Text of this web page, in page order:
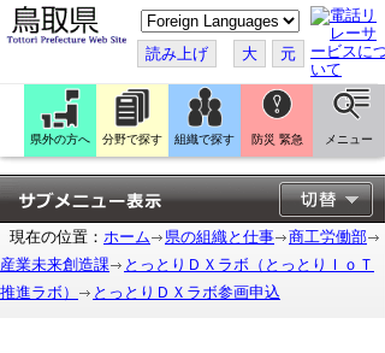
こ
の
ペ
ー
ジ
翻
訳
す
る
読み上げ 大 元
県外の方へ 分野で探す 組織で探す 防災 緊急 メニュー
現在の位置： ホーム 県の組織と仕事
商工労働部
産業未来創造課
とっとりＤＸラボ（とっとりＩｏＴ
推進ラボ）
とっとりＤＸラボ参画申込